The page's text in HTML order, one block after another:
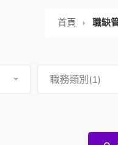
首頁 職缺
職務類別(1)